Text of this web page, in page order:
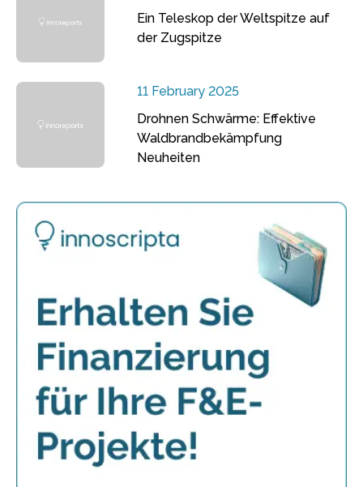
Ein Teleskop der Weltspitze auf
der Zugspitze
11 February 2025
Drohnen Schwärme: Effektive
Waldbrandbekämpfung
Neuheiten